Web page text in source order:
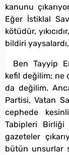
kanunu
Eğer İstiklal
kötüdür,
bildiri
Ben Tayyip
kefil değilim; ne
da değilim.
Partisi, Vatan
cephede
Tabipleri
gazeteler
bütün unsurlar